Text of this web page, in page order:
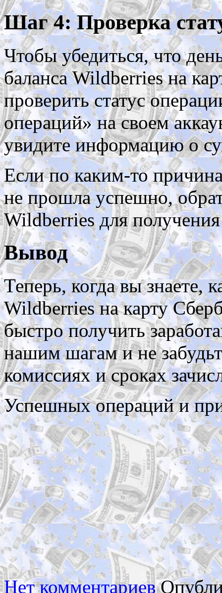
Шаг 4: Проверка
Чтобы убедиться, что
баланса Wildberries на
проверить статус
операций» на своем
увидите информацию о
Если по каким-то
не прошла успешно,
Wildberries для
Вывод
Теперь, когда вы знаете,
Wildberries на карту
быстро получить
нашим шагам и не
комиссиях и сроках
Успешных операций и
Нет комментариев